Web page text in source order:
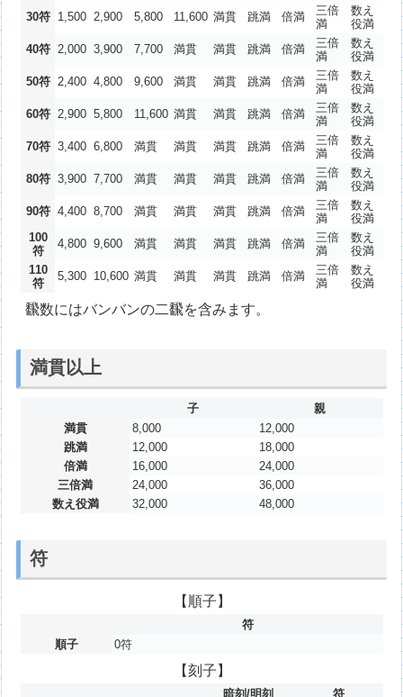
30符
1,500 2,900 5,800 11,600 満貫 跳満 倍満
三倍
満
数え
役満
40符 2,000 3,900 7,700 満貫 満貫 跳満 倍満
三倍
満
数え
役満
50符 2,400 4,800 9,600 満貫 満貫 跳満 倍満
三倍
満
数え
役満
60符 2,900 5,800 11,600 満貫 満貫 跳満 倍満
三倍
満
数え
役満
70符 3,400 6,800 満貫 満貫 満貫 跳満 倍満
三倍
満
数え
役満
80符 3,900 7,700 満貫 満貫 満貫 跳満 倍満
三倍
満
数え
役満
90符 4,400 8,700 満貫 満貫 満貫 跳満 倍満
三倍
満
数え
役満
100
符
4,800 9,600 満貫 満貫 満貫 跳満 倍満
三倍
満
数え
役満
110
符
5,300 10,600 満貫 満貫 満貫 跳満 倍満
三倍
満
数え
役満
飜数にはバンバンの二飜を含みます。
満貫以上
子
親
満貫
8,000
12,000
跳満
12,000
18,000
倍満
16,000
24,000
三倍満
24,000
36,000
数え役満
32,000 48,000
符
【順子】
符
順子
0符
【刻子】
暗刻/明刻 符